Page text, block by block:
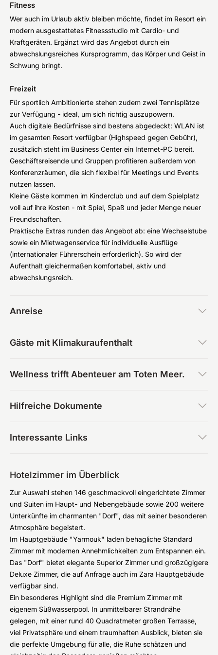
Fitness
Wer auch im Urlaub aktiv bleiben möchte, findet im Resort ein
modern ausgestattetes Fitnessstudio mit Cardio- und
Kraftgeräten. Ergänzt wird das Angebot durch ein
abwechslungsreiches Kursprogramm, das Körper und Geist in
Schwung bringt.
Freizeit
Für sportlich Ambitionierte stehen zudem zwei Tennisplätze
zur Verfügung - ideal, um sich richtig auszupowern.
Auch digitale Bedürfnisse sind bestens abgedeckt: WLAN ist
im gesamten Resort verfügbar (Highspeed gegen Gebühr),
zusätzlich steht im Business Center ein Internet-PC bereit.
Geschäftsreisende und Gruppen profitieren außerdem von
Konferenzräumen, die sich flexibel für Meetings und Events
nutzen lassen.
Kleine Gäste kommen im Kinderclub und auf dem Spielplatz
voll auf ihre Kosten - mit Spiel, Spaß und jeder Menge neuer
Freundschaften.
Praktische Extras runden das Angebot ab: eine Wechselstube
sowie ein Mietwagenservice für individuelle Ausflüge
(internationaler Führerschein erforderlich). So wird der
Aufenthalt gleichermaßen komfortabel, aktiv und
abwechslungsreich.
Anreise
Gäste mit Klimakuraufenthalt
Wellness trifft Abenteuer am Toten Meer.
Hilfreiche Dokumente
Interessante Links
Hotelzimmer im Überblick
Zur Auswahl stehen 146 geschmackvoll eingerichtete Zimmer
und Suiten im Haupt- und Nebengebäude sowie 200 weitere
Unterkünfte im charmanten "Dorf", das mit seiner besonderen
Atmosphäre begeistert.
Im Hauptgebäude "Yarmouk" laden behagliche Standard
Zimmer mit modernen Annehmlichkeiten zum Entspannen ein.
Das "Dorf" bietet elegante Superior Zimmer und großzügigere
Deluxe Zimmer, die auf Anfrage auch im Zara Hauptgebäude
verfügbar sind.
Ein besonderes Highlight sind die Premium Zimmer mit
eigenem Süßwasserpool. In unmittelbarer Strandnähe
gelegen, mit einer rund 40 Quadratmeter großen Terrasse,
viel Privatsphäre und einem traumhaften Ausblick, bieten sie
die perfekte Umgebung für alle, die Ruhe schätzen und